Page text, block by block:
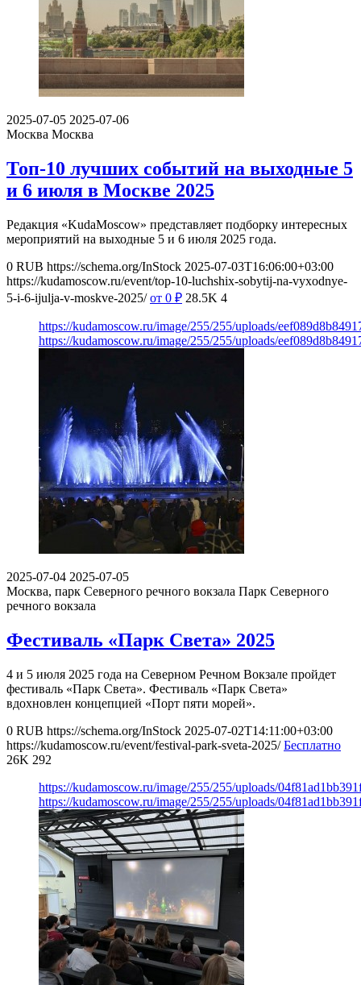
2025-07-05 2025-07-06
Москва Москва
Топ-10 лучших событий на выходные 5
и 6 июля в Москве 2025
Редакция «KudaMoscow» представляет подборку интересных
мероприятий на выходные 5 и 6 июля 2025 года.
0 RUB https://schema.org/InStock 2025-07-03T16:06:00+03:00
https://kudamoscow.ru/event/top-10-luchshix-sobytij-na-vyxodnye-
5-i-6-ijulja-v-moskve-2025/ от 0 ₽ 28.5K 4
https://kudamoscow.ru/image/255/255/uploads/
https://kudamoscow.ru/image/255/255/uploads/
2025-07-04 2025-07-05
Москва, парк Северного речного вокзала Парк Северного
речного вокзала
Фестиваль «Парк Света» 2025
4 и 5 июля 2025 года на Северном Речном Вокзале пройдет
фестиваль «Парк Света». Фестиваль «Парк Света»
вдохновлен концепцией «Порт пяти морей».
0 RUB https://schema.org/InStock 2025-07-02T14:11:00+03:00
https://kudamoscow.ru/event/festival-park-sveta-2025/ Бесплатно
26K 292
https://kudamoscow.ru/image/255/255/uploads/
https://kudamoscow.ru/image/255/255/uploads/